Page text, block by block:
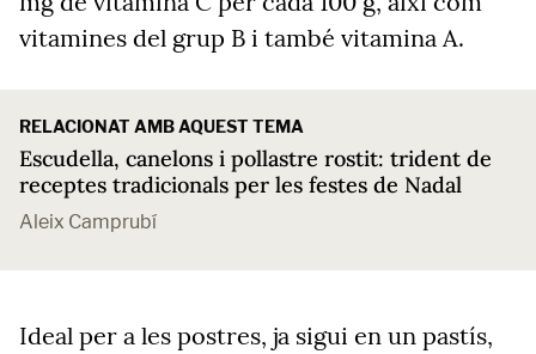
vitamines del grup B i també vitamina A.
RELACIONAT AMB AQUEST TEMA
Escudella, canelons i pollastre rostit: trident de
receptes tradicionals per les festes de Nadal
Aleix Camprubí
Ideal per a les postres, ja sigui en un pastís,